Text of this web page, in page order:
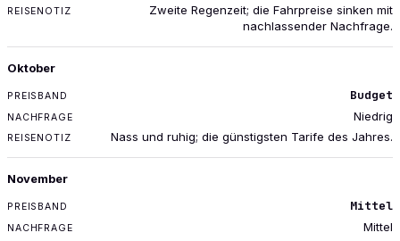
Zweite Regenzeit; die Fahrpreise sinken mit
nachlassender Nachfrage.
Oktober
Budget
Niedrig
Nass und ruhig; die günstigsten Tarife des Jahres.
November
Mittel
Mittel